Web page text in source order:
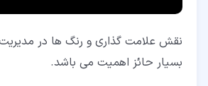
نقش علامت‌ گذاری و رنگ‌ ها در
بسیار حائز اهمیت می باشد.